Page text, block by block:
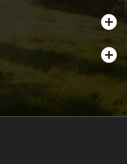

